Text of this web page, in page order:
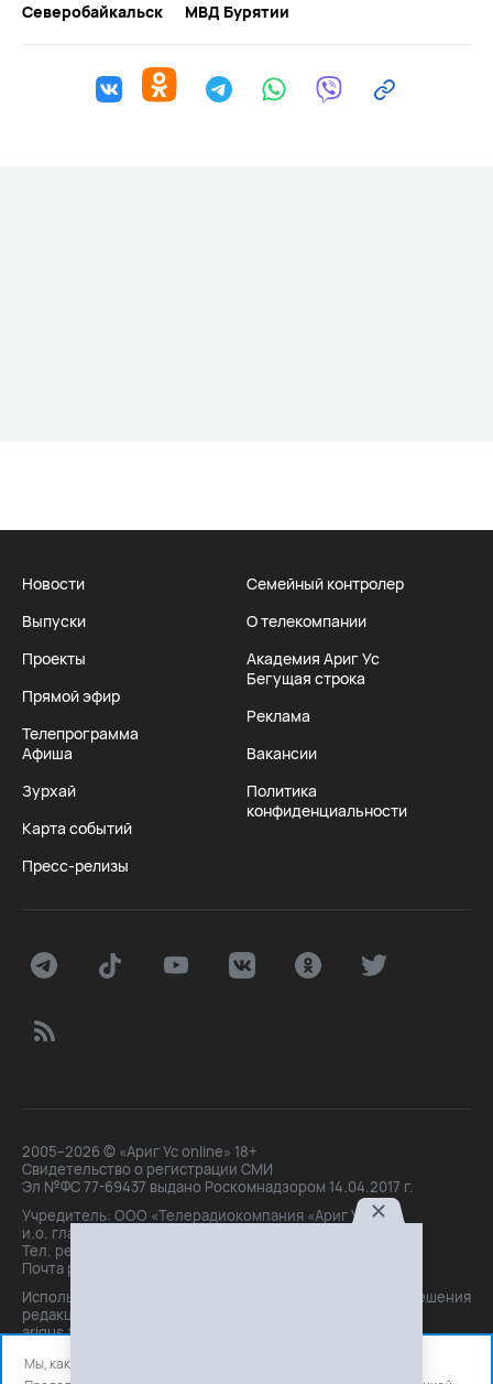
Северобайкальск
МВД Бурятии
Новости
Выпуски
Проекты
Прямой эфир
Телепрограмма
Афиша
Зурхай
Карта событий
Пресс-релизы
Семейный контролер
О телекомпании
Академия Ариг Ус
Бегущая строка
Реклама
Вакансии
Политика
конфиденциальности
2005–2026 © «Ариг Ус online» 18+
Свидетельство о регистрации СМИ
Эл №ФС 77-69437 выдано Роскомнадзором 14.04.2017 г.
Учредитель: ООО «Телерадиокомпания «Ариг Ус»,
и.о. главного редактора: Маханова О.Б.
Тел. peдakции: +7(3012)21-30-14,
Почта peдakции: editor@arigus.tv
Использование материалов только с письменного разрешения
редакции. При цитировании прямая активная ссылка на
arigus.tv обязательна.
Мы, как и все используем файлы cookie и сервисы аналитики.